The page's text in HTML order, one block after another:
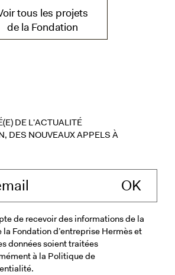
tous les projets
de la Fondation
DE L'ACTUALITÉ
DES NOUVEAUX APPELS À
de recevoir des informations de la
la Fondation d’entreprise Hermès et
données soient traitées
à la Politique de